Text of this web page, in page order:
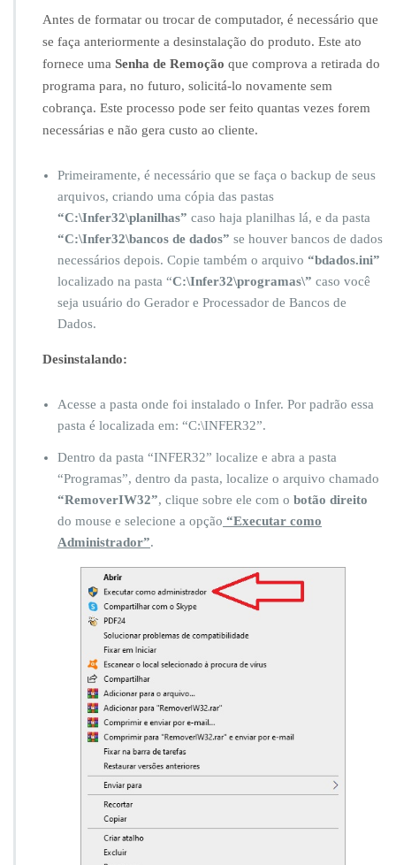
P
c
i
s
r
t
a
r
m
e
u
d
o
r
u
r
n
a.
o
Antes de formatar ou trocar de computador, é necessário que
se faça anteriormente a desinstalação do produto. Este ato
fornece uma Senha de Remoção que comprova a retirada do
programa para, no futuro, solicitá-lo novamente sem
cobrança. Este processo pode ser feito quantas vezes forem
necessárias e não gera custo ao cliente.
Primeiramente, é necessário que se faça o backup de seus
arquivos, criando uma cópia das pastas
“C:\Infer32\planilhas” caso haja planilhas lá, e da pasta
“C:\Infer32\bancos de dados” se houver bancos de dados
necessários depois. Copie também o arquivo “bdados.ini”
localizado na pasta “C:\Infer32\programas\” caso você
seja usuário do Gerador e Processador de Bancos de
Dados.
Desinstalando:
Acesse a pasta onde foi instalado o Infer. Por padrão essa
pasta é localizada em: “C:\INFER32”.
Dentro da pasta “INFER32” localize e abra a pasta
“Programas”, dentro da pasta, localize o arquivo chamado
“RemoverIW32”, clique sobre ele com o botão direito
do mouse e selecione a opção “Executar como
Administrador”.